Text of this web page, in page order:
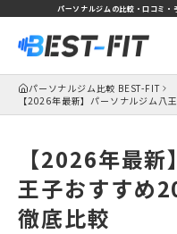
パーソナルジムの比較・口コミ
パーソナルジム比較 BEST-FIT
【2026年最新】パーソナルジム八
【2026年最
王子おすすめ
徹底比較